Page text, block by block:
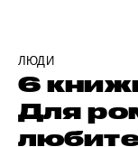
ЛЮДИ
6
Для